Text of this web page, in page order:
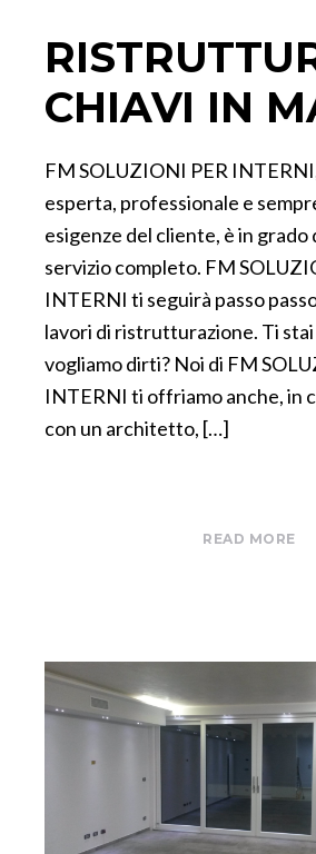
CHIAVI IN
FM SOLUZIONI PER
esperta, professionale e
esigenze del cliente, è in
servizio completo. FM
INTERNI ti seguirà passo
lavori di ristrutturazione. Ti
vogliamo dirti? Noi di FM
INTERNI ti offriamo anche, in
con un architetto, […]
READ MORE